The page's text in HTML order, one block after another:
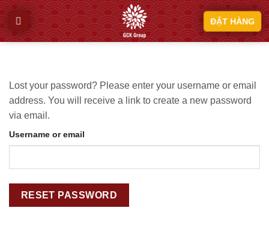
Skip
to
content
ĐẶT HÀNG
Lost your password? Please enter your username or email
address. You will receive a link to create a new password
via email.
Username or email
RESET PASSWORD